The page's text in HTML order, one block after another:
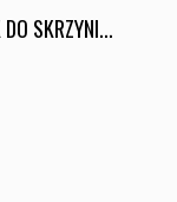
SKRZYNI...